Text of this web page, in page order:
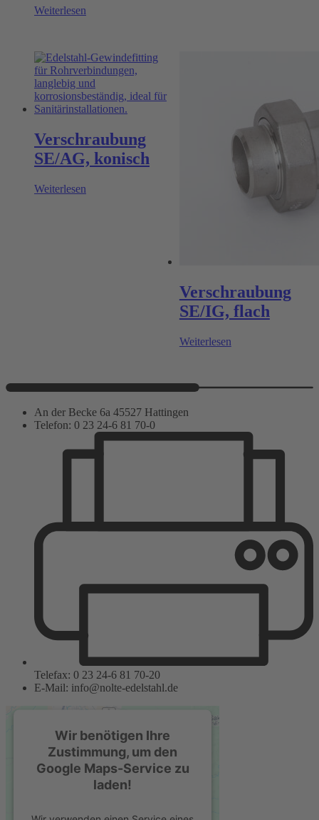
Weiterlesen
Verschraubung
SE/AG, konisch
Weiterlesen
Verschraubung
SE/IG, flach
Weiterlesen
An der Becke 6a 45527 Hattingen
Telefon: 0 23 24-6 81 70-0
Telefax: 0 23 24-6 81 70-20
E-Mail: info@nolte-edelstahl.de
Wir benötigen Ihre
Zustimmung, um den
Google Maps-Service zu
laden!